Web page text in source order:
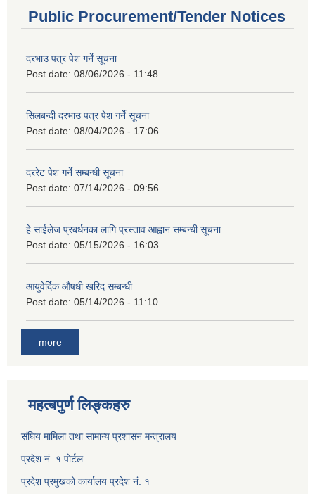
Public Procurement/Tender Notices
दरभाउ पत्र पेश गर्ने सूचना
Post date: 08/06/2026 - 11:48
सिलबन्दी दरभाउ पत्र पेश गर्ने सूचना
Post date: 08/04/2026 - 17:06
दररेट पेश गर्ने सम्बन्धी सूचना
Post date: 07/14/2026 - 09:56
हे साईलेज प्रबर्धनका लागि प्रस्ताव आह्वान सम्बन्धी सूचना
Post date: 05/15/2026 - 16:03
आयुवेर्दिक औषधी खरिद सम्बन्धी
Post date: 05/14/2026 - 11:10
more
महत्बपुर्ण लिङ्कहरु
संघिय मामिला तथा सामान्य प्रशासन मन्त्रालय
प्रदेश नं. १ पोर्टल
प्रदेश प्रमुखको कार्यालय प्रदेश नं. १